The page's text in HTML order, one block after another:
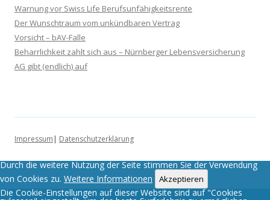
Warnung vor Swiss Life Berufsunfähigkeitsrente
Der Wunschtraum vom unkündbaren Vertrag
Vorsicht – bAV-Falle
Beharrlichkeit zahlt sich aus – Nürnberger Lebensversicherung
AG gibt (endlich) auf
Impressum | Datenschutzerklärung
Durch die weitere Nutzung der Seite stimmen Sie der Verwendung
von Cookies zu. Weitere Informationen Akzeptieren
Die Cookie-Einstellungen auf dieser Website sind auf "Cookies